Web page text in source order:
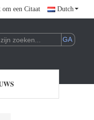
om een Citaat Dutch
VAN AI-